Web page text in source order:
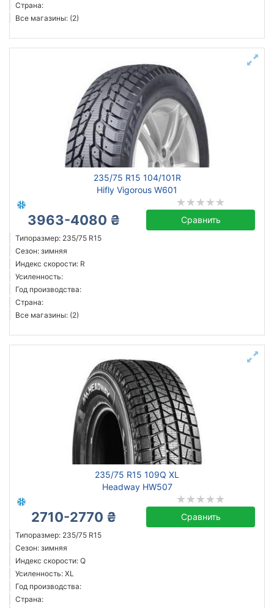
Страна:
Все магазины: (2)
235/75 R15 104/101R
Hifly Vigorous W601
3963-4080 ₴ Сравнить
Типоразмер: 235/75 R15
Сезон: зимняя
Индекс скорости: R
Усиленность:
Год производства:
Страна:
Все магазины: (2)
235/75 R15 109Q XL
Headway HW507
2710-2770 ₴ Сравнить
Типоразмер: 235/75 R15
Сезон: зимняя
Индекс скорости: Q
Усиленность: XL
Год производства:
Страна: